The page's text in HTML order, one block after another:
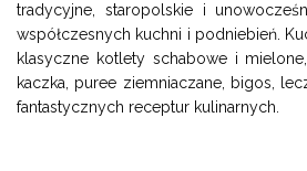
tradycyjne, staropolskie i
współczesnych kuchni i podniebień.
klasyczne kotlety schabowe i
kaczka, puree ziemniaczane, bigos,
fantastycznych receptur kulinarnych.